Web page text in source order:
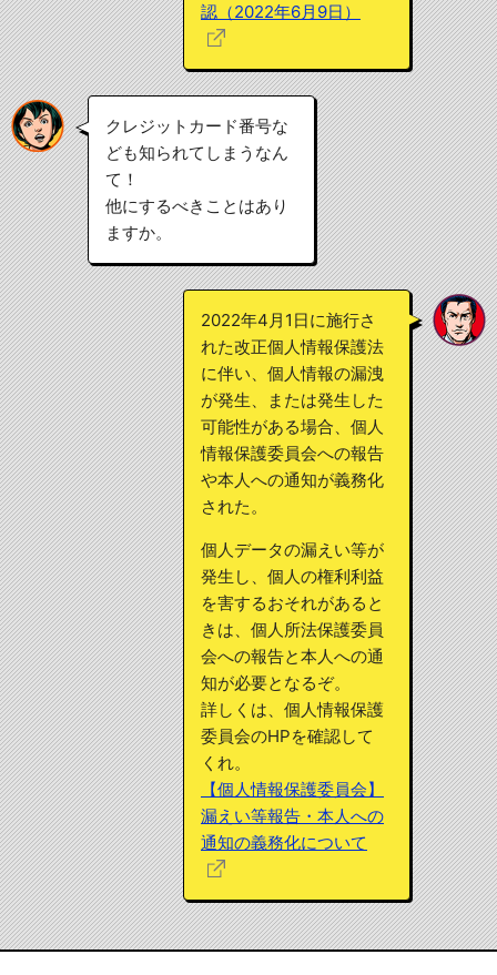
認（2022年6月9日）
クレジットカード番号な
ども知られてしまうなん
て！
他にするべきことはあり
ますか。
2022年4月1日に施行さ
れた改正個人情報保護法
に伴い、個人情報の漏洩
が発生、または発生した
可能性がある場合、個人
情報保護委員会への報告
や本人への通知が義務化
された。
個人データの漏えい等が
発生し、個人の権利利益
を害するおそれがあると
きは、個人所法保護委員
会への報告と本人への通
知が必要となるぞ。
詳しくは、個人情報保護
委員会のHPを確認して
くれ。
【個人情報保護委員会】
漏えい等報告・本人への
通知の義務化について